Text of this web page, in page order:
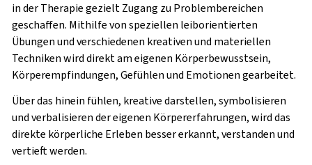
in der Therapie gezielt Zugang zu Problembereichen
geschaffen. Mithilfe von speziellen leiborientierten
Übungen und verschiedenen kreativen und materiellen
Techniken wird direkt am eigenen Körperbewusstsein,
Körperempfindungen, Gefühlen und Emotionen gearbeitet.
Über das hinein fühlen, kreative darstellen, symbolisieren
und verbalisieren der eigenen Körpererfahrungen, wird das
direkte körperliche Erleben besser erkannt, verstanden und
vertieft werden.